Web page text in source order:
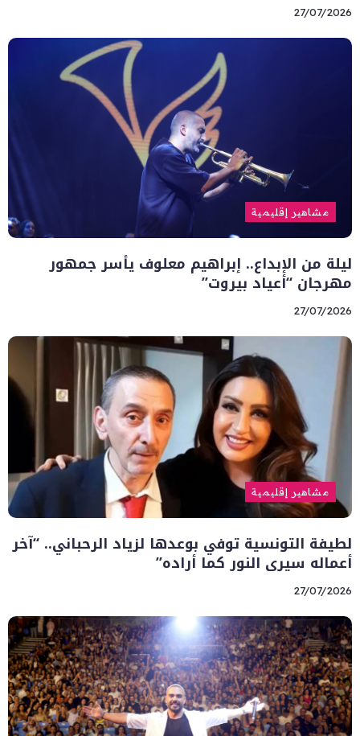
27/07/2026
مشاهير إقليمية
ليلة من الإبداع.. إبراهيم معلوف يأسر جمهور
مهرجان “أعياد بيروت”
27/07/2026
مشاهير إقليمية
لطيفة التونسية توفي بوعدها لزياد الرحباني.. “آخر
أعماله سيرى النور كما أراده”
27/07/2026